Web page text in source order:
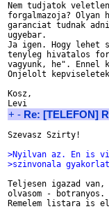
Nem tudjatok
forgalmazoja? Olyan
garanciat tudnak
ugyebar.
Ja igen. Hogy lehet
tenyleg hivatalos
vagyunk, he". Ennel
Onjelolt
Kosz,
+ - Re: [TELEFON]
Szevasz Szirty!
>Nyilvan az. En is
>szinvonala
Teljesen igazad
olvasom - botranyos.
Remelem listara is